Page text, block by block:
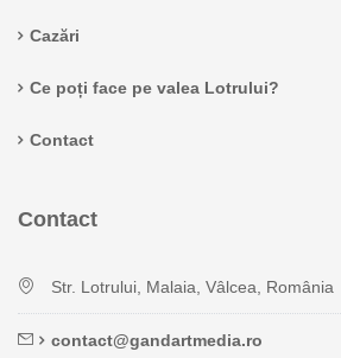
Cazări
Ce poți face pe valea Lotrului?
Contact
Contact
Str. Lotrului, Malaia, Vâlcea, România
contact@gandartmedia.ro